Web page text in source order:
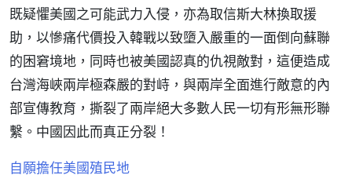
既疑懼美國之可能武力入侵，亦為取信斯大林換取援
助，以慘痛代價投入韓戰以致墮入嚴重的一面倒向蘇聯
的困窘境地，同時也被美國認真的仇視敵對，這便造成
台灣海峽兩岸極森嚴的對峙，與兩岸全面進行敵意的內
部宣傳教育，撕裂了兩岸絕大多數人民一切有形無形聯
繫。中國因此而真正分裂！
自願擔任美國殖民地